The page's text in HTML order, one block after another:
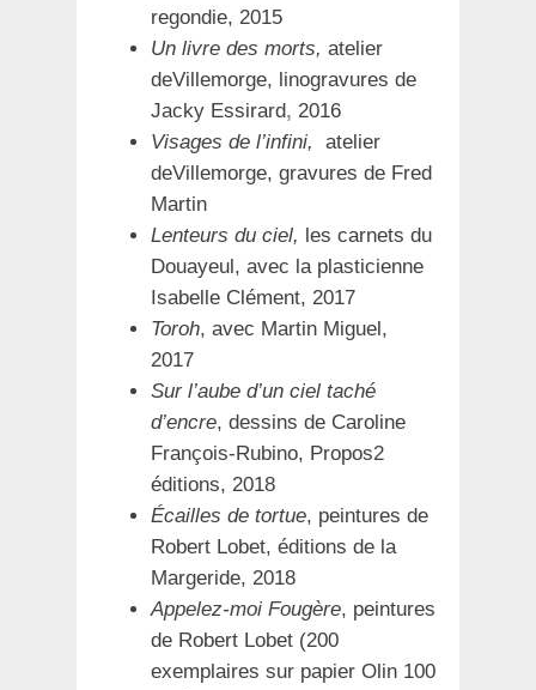
regondie, 2015
Un livre des morts, atelier
deVillemorge, linogravures de
Jacky Essirard, 2016
Visages de l’infini, atelier
deVillemorge, gravures de Fred
Martin
Lenteurs du ciel, les carnets du
Douayeul, avec la plasticienne
Isabelle Clément, 2017
Toroh, avec Martin Miguel,
2017
Sur l’aube d’un ciel taché
d’encre, dessins de Caroline
François-Rubino, Propos2
éditions, 2018
Écailles de tortue, peintures de
Robert Lobet, éditions de la
Margeride, 2018
Appelez-moi Fougère, peintures
de Robert Lobet (200
exemplaires sur papier Olin 100